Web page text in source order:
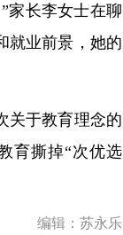
长李女士在聊
就业前景，她的
于教育理念的
育撕掉“次优选
编辑：苏永乐